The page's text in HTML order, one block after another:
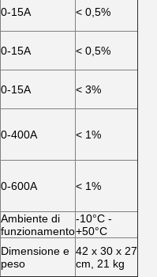
0-15A < 0,5%
0-15A < 0,5%
0-15A < 3%
0-400A < 1%
0-600A < 1%
Ambiente di
funzionamento
-10°C -
+50°C
Dimensione e
peso
42 x 30 x 27
cm, 21 kg